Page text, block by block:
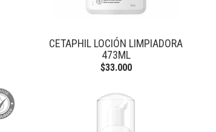
CETAPHIL LOCIÓN LIMPIADORA
473ML
$33.000